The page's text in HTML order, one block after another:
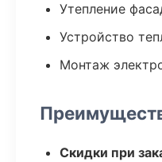
Утепление
Устройство
Монтаж
Скидки при